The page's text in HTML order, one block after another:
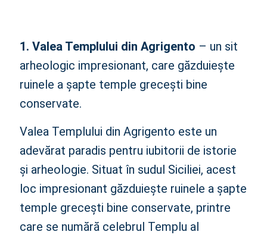
1. Valea Templului din Agrigento – un sit
arheologic impresionant, care găzduiește
ruinele a șapte temple grecești bine
conservate.
Valea Templului din Agrigento este un
adevărat paradis pentru iubitorii de istorie
și arheologie. Situat în sudul Siciliei, acest
loc impresionant găzduiește ruinele a șapte
temple grecești bine conservate, printre
care se numără celebrul Templu al